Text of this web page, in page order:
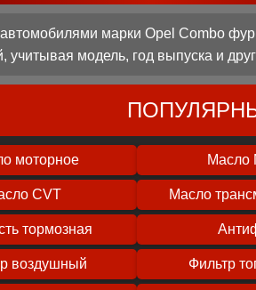
марки Opel Combo
учитывая модель, год выпуска и
моторное Масло
CVT Масло
тормозная
воздушный Фильтр